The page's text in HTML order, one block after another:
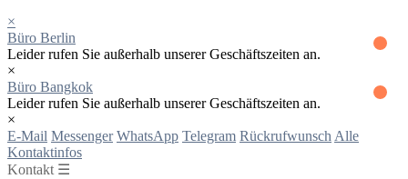
×
Büro Berlin
Leider rufen Sie außerhalb unserer Geschäftszeiten an.
×
Büro Bangkok
Leider rufen Sie außerhalb unserer Geschäftszeiten an.
×
E-Mail Messenger WhatsApp Telegram Rückrufwunsch Alle
Kontaktinfos
Kontakt ☰